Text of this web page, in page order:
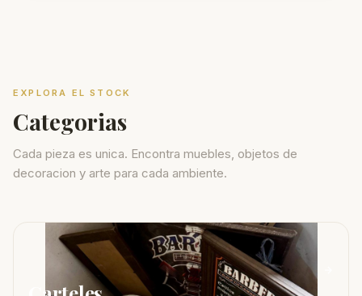
EXPLORA EL STOCK
Categorias
Cada pieza es unica. Encontra muebles, objetos de
decoracion y arte para cada ambiente.